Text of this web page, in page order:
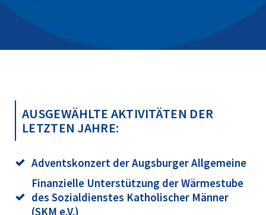
AUSGEWÄHLTE AKTIVITÄTEN DER
LETZTEN JAHRE:
Adventskonzert der Augsburger Allgemeine
Finanzielle Unterstützung der Wärmestube
des Sozialdienstes Katholischer Männer
(SKM e.V.)